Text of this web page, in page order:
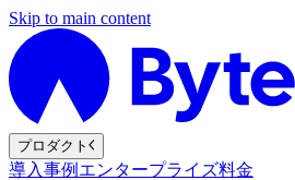
Skip to main content
プロダクト
導入事例 エンタープライズ料金